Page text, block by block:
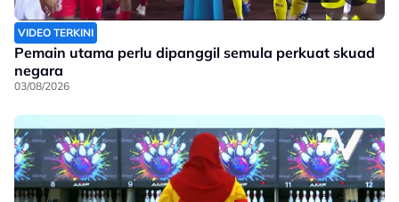
VIDEO TERKINI
Pemain utama perlu dipanggil semula perkuat skuad
negara
03/08/2026